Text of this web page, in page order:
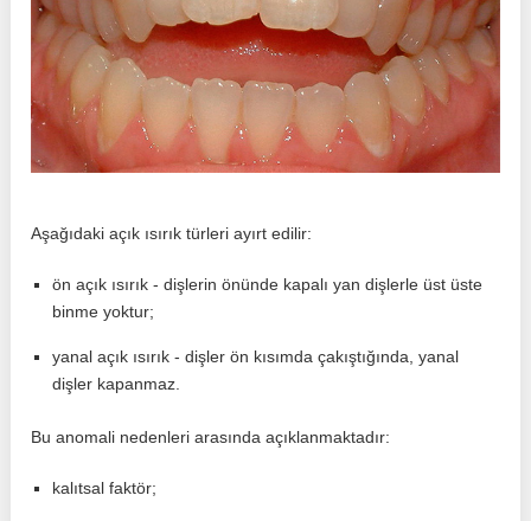
Aşağıdaki açık ısırık türleri ayırt edilir:
ön açık ısırık - dişlerin önünde kapalı yan dişlerle üst üste
binme yoktur;
yanal açık ısırık - dişler ön kısımda çakıştığında, yanal
dişler kapanmaz.
Bu anomali nedenleri arasında açıklanmaktadır:
kalıtsal faktör;